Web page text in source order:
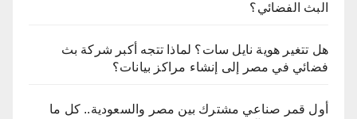
البث الفضائي؟
هل تتغير هوية نايل سات؟ لماذا تتجه أكبر شركة بث
فضائي في مصر إلى إنشاء مراكز بيانات؟
أول قمر صناعي مشترك بين مصر والسعودية.. كل ما